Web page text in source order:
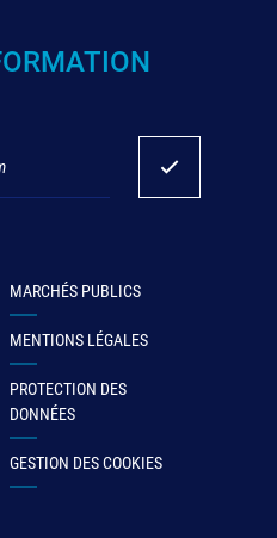
MARCHÉS PUBLICS
MENTIONS LÉGALES
PROTECTION DES
DONNÉES
GESTION DES COOKIES